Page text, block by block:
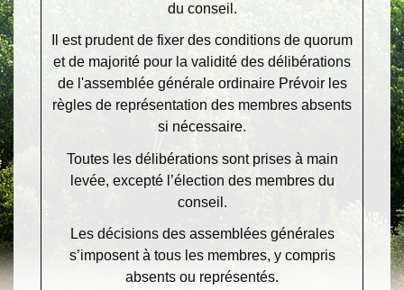
du conseil.
Il est prudent de fixer des conditions de quorum
et de majorité pour la validité des délibérations
de l'assemblée générale ordinaire Prévoir les
règles de représentation des membres absents
si nécessaire.
Toutes les délibérations sont prises à main
levée, excepté l’élection des membres du
conseil.
Les décisions des assemblées générales
s’imposent à tous les membres, y compris
absents ou représentés.